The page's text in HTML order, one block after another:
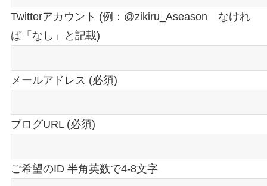
Twitterアカウント (例：@zikiru_Aseason なけれ
ば「なし」と記載)
メールアドレス (必須)
ブログURL (必須)
ご希望のID 半角英数で4-8文字